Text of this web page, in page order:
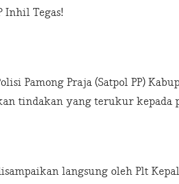
Inhil Tegas!
Pamong Praja (Satpol PP)
tindakan yang terukur kepada
langsung oleh Plt